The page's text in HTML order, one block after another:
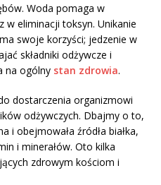
Woda pomaga w
w eliminacji toksyn. Unikanie
swoje korzyści; jedzenie w
składniki odżywcze i
na ogólny stan zdrowia.
dostarczenia organizmowi
odżywczych. Dbajmy o to,
i obejmowała źródła białka,
i minerałów. Oto kilka
zdrowym kościom i